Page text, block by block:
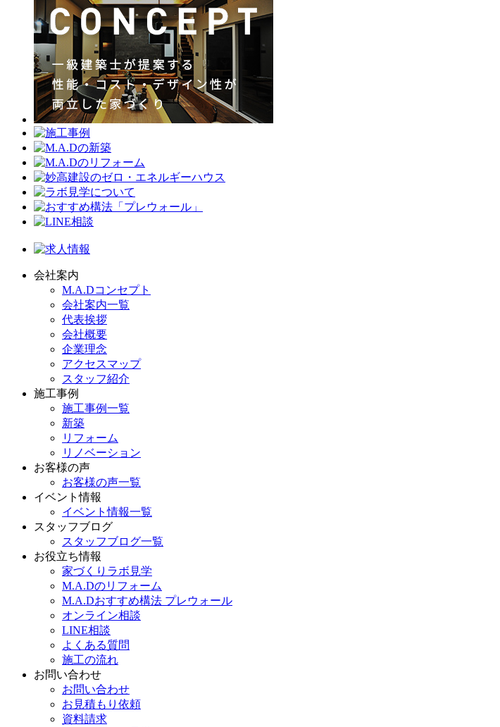
会社案内
M.A.Dコンセプト
会社案内一覧
代表挨拶
会社概要
企業理念
アクセスマップ
スタッフ紹介
施工事例
施工事例一覧
新築
リフォーム
リノベーション
お客様の声
お客様の声一覧
イベント情報
イベント情報一覧
スタッフブログ
スタッフブログ一覧
お役立ち情報
家づくりラボ見学
M.A.Dのリフォーム
M.A.Dおすすめ構法 プレウォール
オンライン相談
LINE相談
よくある質問
施工の流れ
お問い合わせ
お問い合わせ
お見積もり依頼
資料請求